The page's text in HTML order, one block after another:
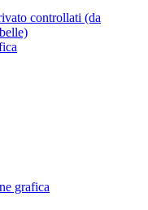
controllati (da
grafica